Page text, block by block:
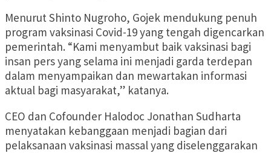
Menurut Shinto Nugroho, Gojek mendukung penuh
program vaksinasi Covid-19 yang tengah digencarkan
pemerintah. “Kami menyambut baik vaksinasi bagi
insan pers yang selama ini menjadi garda terdepan
dalam menyampaikan dan mewartakan informasi
aktual bagi masyarakat,” katanya.
CEO dan Cofounder Halodoc Jonathan Sudharta
menyatakan kebanggaan menjadi bagian dari
pelaksanaan vaksinasi massal yang diselenggarakan